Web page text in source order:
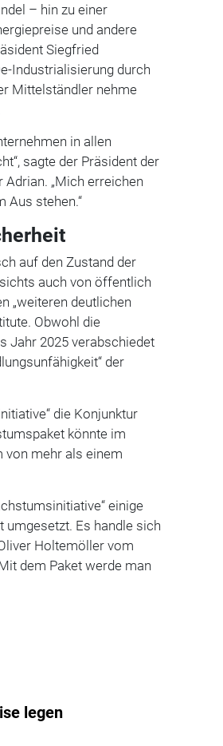
– hin zu einer
und andere
Siegfried
Industrialisierung durch
Mittelständler nehme
in allen
sagte der Präsident der
„Mich erreichen
Aus stehen.“
auf den Zustand der
auch von öffentlich
„weiteren deutlichen
Obwohl die
Jahr 2025 verabschiedet
der
die Konjunktur
könnte im
von mehr als einem
einige
umgesetzt. Es handle sich
Holtemöller vom
dem Paket werde man
legen